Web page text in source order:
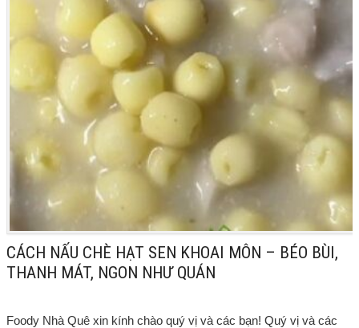
CÁCH NẤU CHÈ HẠT SEN KHOAI MÔN – BÉO BÙI,
THANH MÁT, NGON NHƯ QUÁN
Foody Nhà Quê xin kính chào quý vị và các bạn! Quý vị và các